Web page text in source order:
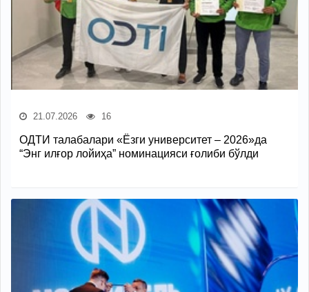
21.07.2026 16
ОДТИ талабалари «Ёзги университет – 2026»да
“Энг илғор лойиҳа” номинацияси ғолиби бўлди